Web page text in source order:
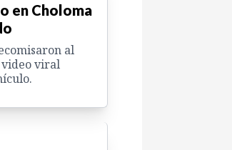
en Choloma
al
viral